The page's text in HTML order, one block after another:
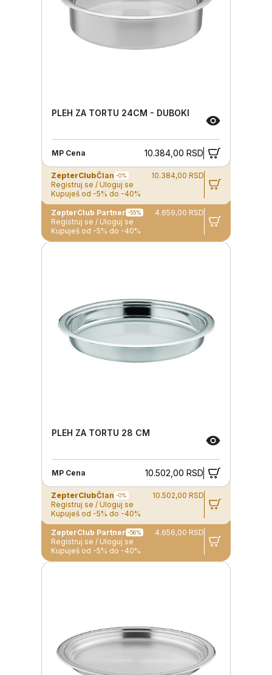
PLEH ZA TORTU 24CM - DUBOKI
MP Cena 10.384,00 RSD
ZepterClubČlan -0%
10.384,00 RSD
Registruj se / Uloguj se
Kupuješ od -5% do -40%
ZepterClub Partner -55%
4.659,00 RSD
Registruj se / Uloguj se
Kupuješ od -5% do -40%
PLEH ZA TORTU 28 CM
MP Cena 10.502,00 RSD
ZepterClubČlan -0%
10.502,00 RSD
Registruj se / Uloguj se
Kupuješ od -5% do -40%
ZepterClub Partner -56%
4.656,00 RSD
Registruj se / Uloguj se
Kupuješ od -5% do -40%